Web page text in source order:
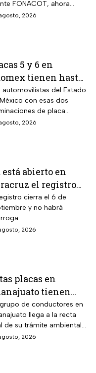
tu crédito
FONACOT, ahora
recuperarlo y
2026
5 y 6 en
tienen hasta
de agosto 2026
realizar la
o recibirán
automovilistas del Estado
con esas dos
de placa
el cierre de su
de miles de pesos.
2026
está abierto en
el registro
becas de hasta
pesos para
de todos
niveles: fecha
cierra el 6 de
y no habrá
2026
placas en
tienen
el 31 de agosto
para realizar la
o habrá
de conductores en
llega a la recta
de su trámite ambiental
El descuido cuesta
2026